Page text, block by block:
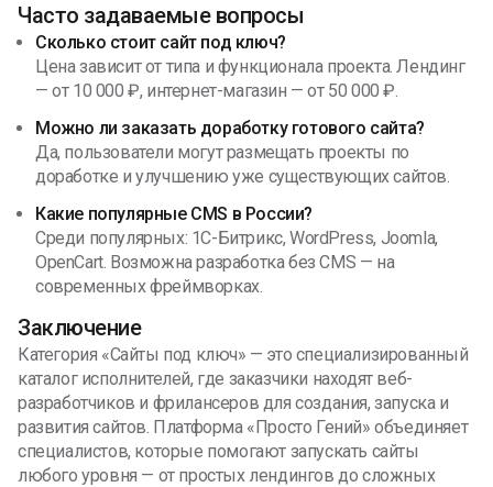
Часто задаваемые вопросы
Сколько стоит сайт под ключ?
Цена зависит от типа и функционала проекта. Лендинг
— от 10 000 ₽, интернет-магазин — от 50 000 ₽.
Можно ли заказать доработку готового сайта?
Да, пользователи могут размещать проекты по
доработке и улучшению уже существующих сайтов.
Какие популярные CMS в России?
Среди популярных: 1С-Битрикс, WordPress, Joomla,
OpenCart. Возможна разработка без CMS — на
современных фреймворках.
Заключение
Категория «Сайты под ключ» — это специализированный
каталог исполнителей, где заказчики находят веб-
разработчиков и фрилансеров для создания, запуска и
развития сайтов. Платформа «Просто Гений» объединяет
специалистов, которые помогают запускать сайты
любого уровня — от простых лендингов до сложных